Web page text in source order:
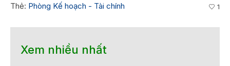
Thẻ: Phòng Kế hoạch - Tài chính 1
Xem nhiều nhất